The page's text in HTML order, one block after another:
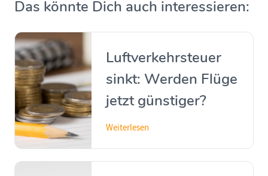
Das könnte Dich auch interessieren:
Luftverkehrsteuer
sinkt: Werden Flüge
jetzt günstiger?
Weiterlesen